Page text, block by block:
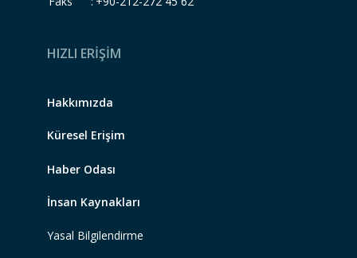
HIZLI ERİŞİM
Hakkımızda
Küresel Erişim
Haber Odası
İnsan Kaynakları
Yasal Bilgilendirme